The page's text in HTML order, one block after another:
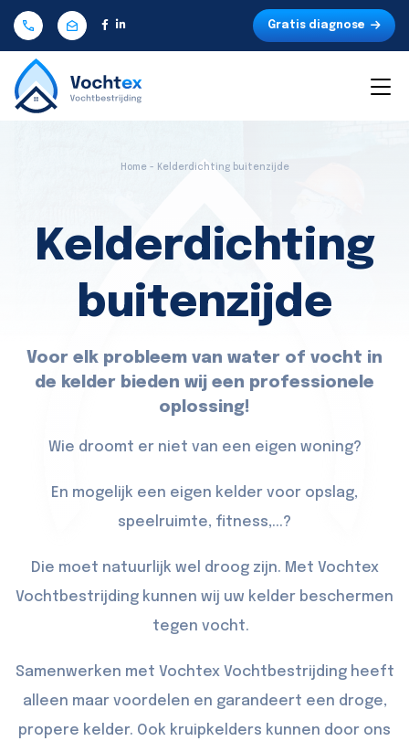
Gratis diagnose
Home - Kelderdichting buitenzijde
Kelderdichting
buitenzijde
Voor elk probleem van water of vocht in
de kelder bieden wij een professionele
oplossing!
Wie droomt er niet van een eigen woning?
En mogelijk een eigen kelder voor opslag,
speelruimte, fitness,...?
Die moet natuurlijk wel droog zijn. Met Vochtex
Vochtbestrijding kunnen wij uw kelder beschermen
tegen vocht.
Samenwerken met Vochtex Vochtbestrijding heeft
alleen maar voordelen en garandeert een droge,
propere kelder. Ook kruipkelders kunnen door ons